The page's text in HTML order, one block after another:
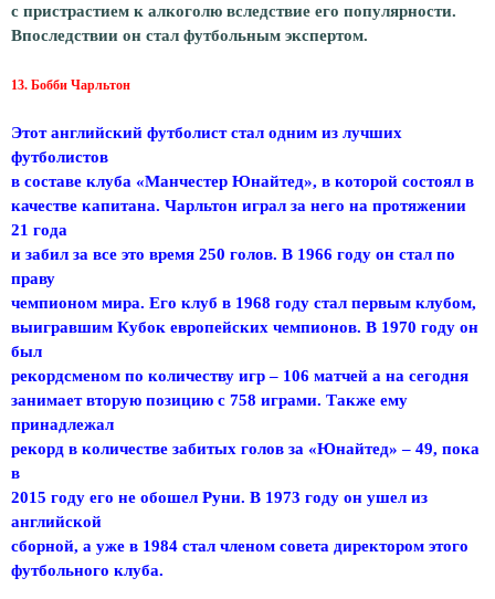
с пристрастием к алкоголю вследствие его популярности.
Впоследствии он стал футбольным экспертом.
13. Бобби Чарльтон
Этот английский футболист стал одним из лучших
футболистов
в составе клуба «Манчестер Юнайтед», в которой состоял в
качестве капитана. Чарльтон играл за него на протяжении
21 года
и забил за все это время 250 голов. В 1966 году он стал по
праву
чемпионом мира. Его клуб в 1968 году стал первым клубом,
выигравшим Кубок европейских чемпионов. В 1970 году он
был
рекордсменом по количеству игр – 106 матчей а на сегодня
занимает вторую позицию с 758 играми. Также ему
принадлежал
рекорд в количестве забитых голов за «Юнайтед» – 49, пока
в
2015 году его не обошел Руни. В 1973 году он ушел из
английской
сборной, а уже в 1984 стал членом совета директором этого
футбольного клуба.